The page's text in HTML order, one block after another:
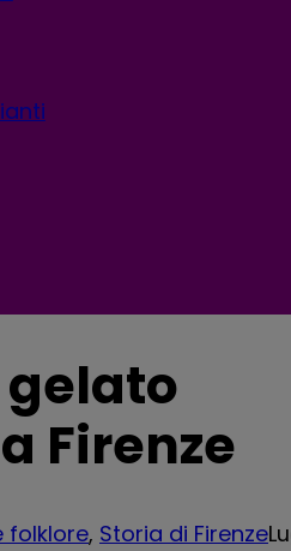
gelato
Firenze
folklore, Storia di Firenze